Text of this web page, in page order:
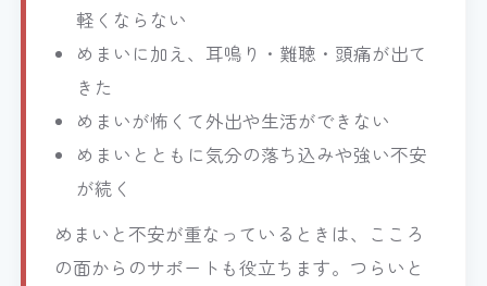
軽くならない
めまいに加え、耳鳴り・難聴・頭痛が出て
きた
めまいが怖くて外出や生活ができない
めまいとともに気分の落ち込みや強い不安
が続く
めまいと不安が重なっているときは、こころ
の面からのサポートも役立ちます。つらいと